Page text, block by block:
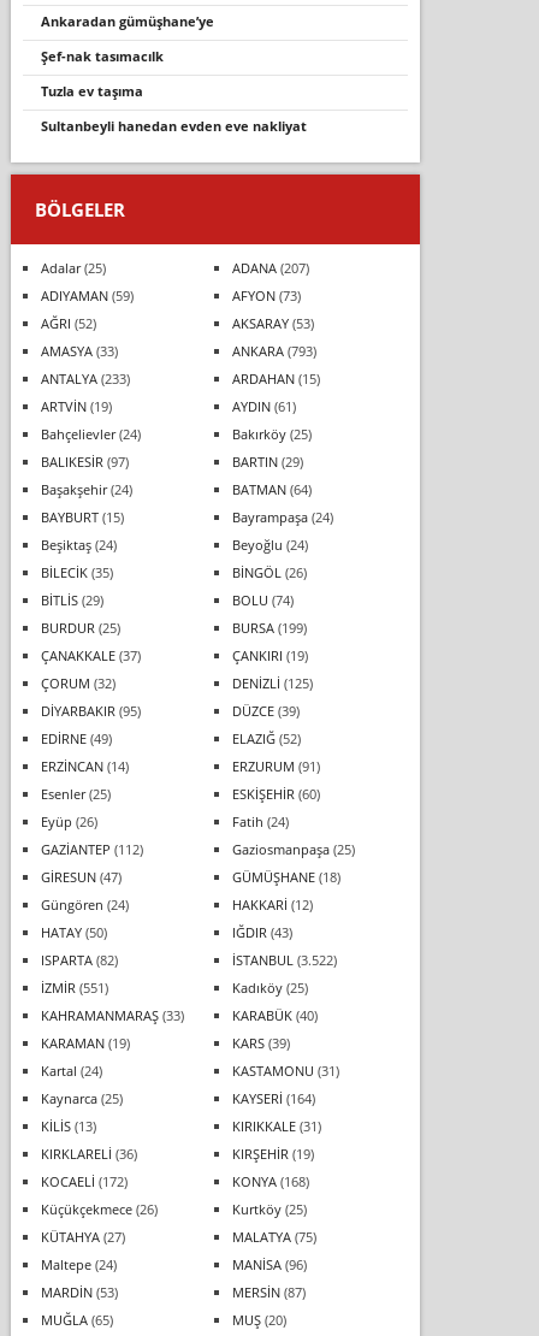
ankaradan gümüşhane’ye
şef-nak tasımacılk
tuzla ev taşıma
sultanbeyli hanedan evden eve nakliyat
BÖLGELER
Adalar(25) ADANA(207)
ADIYAMAN(59) AFYON(73)
AĞRI (52) AKSARAY(53)
AMASYA(33) ANKARA(793)
ANTALYA(233) ARDAHAN(15)
ARTVİN(19) AYDIN(61)
Bahçelievler(24) Bakırköy(25)
BALIKESİR (97) BARTIN(29)
Başakşehir(24) BATMAN(64)
BAYBURT(15) Bayrampaşa(24)
Beşiktaş(24) Beyoğlu (24)
BİLECİK(35) BİNGÖL (26)
BİTLİS(29) BOLU (74)
BURDUR (25) BURSA(199)
ÇANAKKALE(37) ÇANKIRI (19)
ÇORUM (32) DENİZLİ (125)
DİYARBAKIR (95) DÜZCE(39)
EDİRNE(49) ELAZIĞ(52)
ERZİNCAN(14) ERZURUM (91)
Esenler(25) ESKİŞEHİR (60)
Eyüp (26) Fatih (24)
GAZİANTEP (112) Gaziosmanpaşa(25)
GİRESUN(47) GÜMÜŞHANE(18)
Güngören (24) HAKKARİ (12)
HATAY(50) IĞDIR (43)
ISPARTA(82) İSTANBUL (3.522)
İZMİR (551) Kadıköy(25)
KAHRAMANMARAŞ(33) KARABÜK(40)
KARAMAN(19) KARS(39)
Kartal (24) KASTAMONU (31)
Kaynarca(25) KAYSERİ (164)
KİLİS(13) KIRIKKALE(31)
KIRKLARELİ (36) KIRŞEHİR (19)
KOCAELİ (172) KONYA(168)
Küçükçekmece(26) Kurtköy(25)
KÜTAHYA(27) MALATYA(75)
Maltepe(24) MANİSA(96)
MARDİN(53) MERSİN(87)
MUĞLA(65) MUŞ(20)